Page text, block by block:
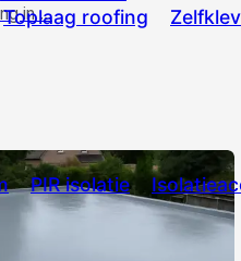
Toplaag roofing
PIR isolatie
in …